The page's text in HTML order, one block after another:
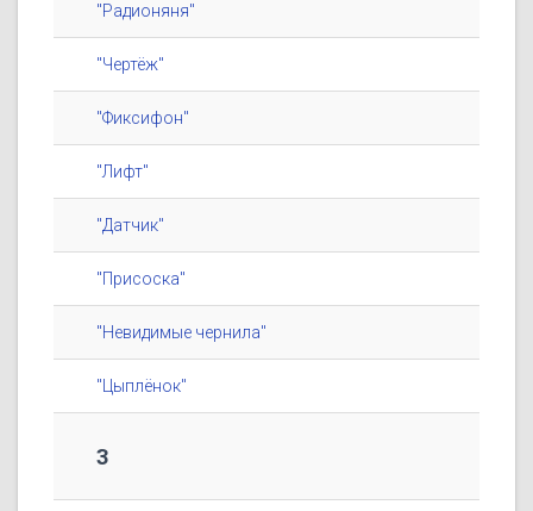
"Радионяня"
"Чертёж"
"Фиксифон"
"Лифт"
"Датчик"
"Присоска"
"Невидимые чернила"
"Цыплёнок"
3